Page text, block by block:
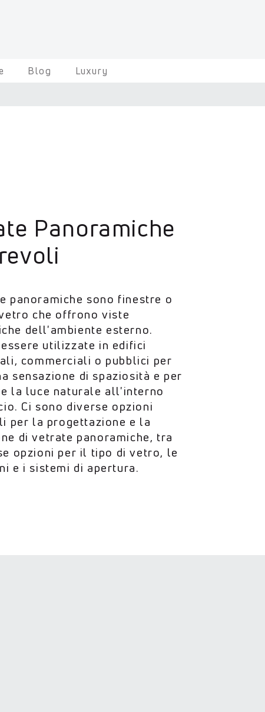
Blog Luxury
Panoramiche
panoramiche sono finestre o
che offrono viste
dell'ambiente esterno.
utilizzate in edifici
commerciali o pubblici per
sensazione di spaziosità e per
la luce naturale all'interno
Ci sono diverse opzioni
per la progettazione e la
di vetrate panoramiche, tra
opzioni per il tipo di vetro, le
e i sistemi di apertura.